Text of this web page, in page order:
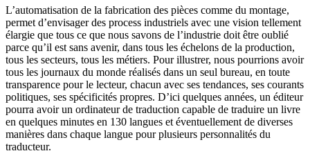
L’automatisation de la fabrication des pièces comme du montage,
permet d’envisager des process industriels avec une vision tellement
élargie que tous ce que nous savons de l’industrie doit être oublié
parce qu’il est sans avenir, dans tous les échelons de la production,
tous les secteurs, tous les métiers. Pour illustrer, nous pourrions avoir
tous les journaux du monde réalisés dans un seul bureau, en toute
transparence pour le lecteur, chacun avec ses tendances, ses courants
politiques, ses spécificités propres. D’ici quelques années, un éditeur
pourra avoir un ordinateur de traduction capable de traduire un livre
en quelques minutes en 130 langues et éventuellement de diverses
manières dans chaque langue pour plusieurs personnalités du
traducteur.